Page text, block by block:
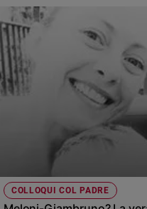
COLLOQUI COL PADRE